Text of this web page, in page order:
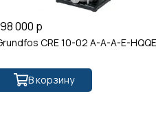
000 р
CRE 10-02 A-A-A-E-HQQE
В корзину